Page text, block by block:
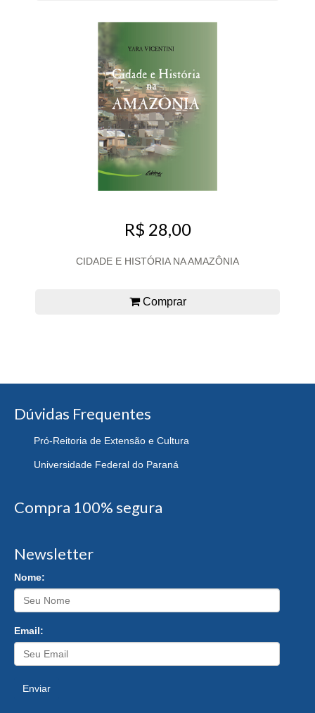
R$ 28,00
CIDADE E HISTÓRIA NA AMAZÔNIA
Comprar
Dúvidas Frequentes
Pró-Reitoria de Extensão e Cultura
Universidade Federal do Paraná
Compra 100% segura
Newsletter
Nome:
Email:
Enviar